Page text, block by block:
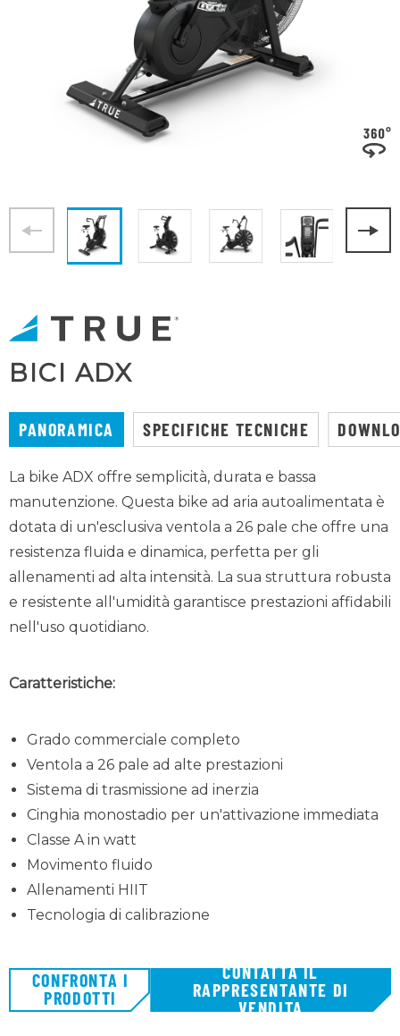
BICI ADX
PANORAMICA SPECIFICHE TECNICHE
La bike ADX offre semplicità, durata e bassa
manutenzione. Questa bike ad aria autoalimentata è
dotata di un'esclusiva ventola a 26 pale che offre una
resistenza fluida e dinamica, perfetta per gli
allenamenti ad alta intensità. La sua struttura robusta
e resistente all'umidità garantisce prestazioni affidabili
nell'uso quotidiano.
Caratteristiche:
Grado commerciale completo
Ventola a 26 pale ad alte prestazioni
Sistema di trasmissione ad inerzia
Cinghia monostadio per un'attivazione immediata
Classe A in watt
Movimento fluido
Allenamenti HIIT
Tecnologia di calibrazione
CONFRONTA I
PRODOTTI
CONTATTA IL
RAPPRESENTANTE DI
VENDITA